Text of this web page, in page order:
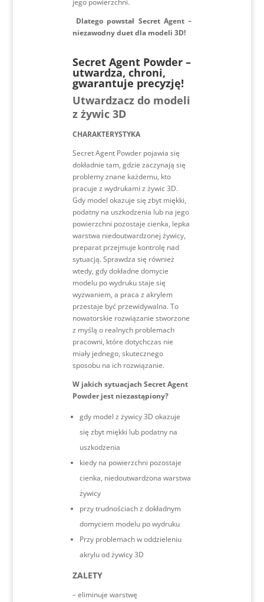
jego powierzchni.
Dlatego powstał Secret Agent –
niezawodny duet dla modeli 3D!
Secret Agent Powder –
utwardza, chroni,
gwarantuje precyzję!
Utwardzacz do modeli
z żywic 3D
CHARAKTERYSTYKA
Secret Agent Powder pojawia się
dokładnie tam, gdzie zaczynają się
problemy znane każdemu, kto
pracuje z wydrukami z żywic 3D.
Gdy model okazuje się zbyt miękki,
podatny na uszkodzenia lub na jego
powierzchni pozostaje cienka, lepka
warstwa niedoutwardzonej żywicy,
preparat przejmuje kontrolę nad
sytuacją. Sprawdza się również
wtedy, gdy dokładne domycie
modelu po wydruku staje się
wyzwaniem, a praca z akrylem
przestaje być przewidywalna. To
nowatorskie rozwiązanie stworzone
z myślą o realnych problemach
pracowni, które dotychczas nie
miały jednego, skutecznego
sposobu na ich rozwiązanie.
W jakich sytuacjach Secret Agent
Powder jest niezastąpiony?
gdy model z żywicy 3D okazuje
się zbyt miękki lub podatny na
uszkodzenia
kiedy na powierzchni pozostaje
cienka, niedoutwardzona warstwa
żywicy
przy trudnościach z dokładnym
domyciem modelu po wydruku
Przy problemach w oddzieleniu
akrylu od żywicy 3D
ZALETY
– eliminuje warstwę